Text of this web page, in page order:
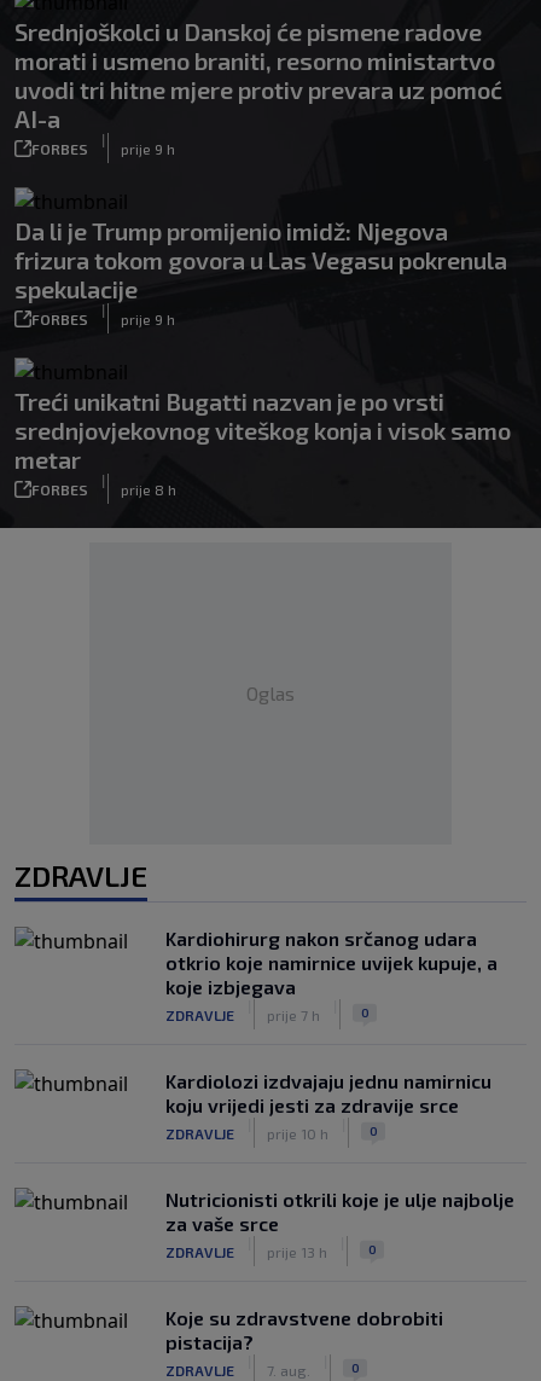
Srednjoškolci u Danskoj će pismene radove
morati i usmeno braniti, resorno ministartvo
uvodi tri hitne mjere protiv prevara uz pomoć
AI-a
FORBES
|
prije 9 h
Da li je Trump promijenio imidž: Njegova
frizura tokom govora u Las Vegasu pokrenula
spekulacije
FORBES
|
prije 9 h
Treći unikatni Bugatti nazvan je po vrsti
srednjovjekovnog viteškog konja i visok samo
metar
FORBES
|
prije 8 h
Oglas
ZDRAVLJE
Kardiohirurg nakon srčanog udara
otkrio koje namirnice uvijek kupuje, a
koje izbjegava
ZDRAVLJE prije 7 h 0
Kardiolozi izdvajaju jednu namirnicu
koju vrijedi jesti za zdravije srce
ZDRAVLJE prije 10 h 0
Nutricionisti otkrili koje je ulje najbolje
za vaše srce
ZDRAVLJE prije 13 h 0
Koje su zdravstvene dobrobiti
pistacija?
ZDRAVLJE 7. aug. 0